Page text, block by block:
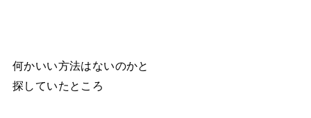
何かいい方法はないのかと
探していたところ